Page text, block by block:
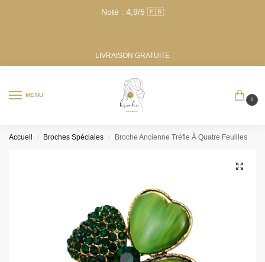
Noté : 4,9/5 🇫🇷
LIVRAISON GRATUITE
MENU
0
Accueil / Broches Spéciales / Broche Ancienne Trèfle À Quatre Feuilles